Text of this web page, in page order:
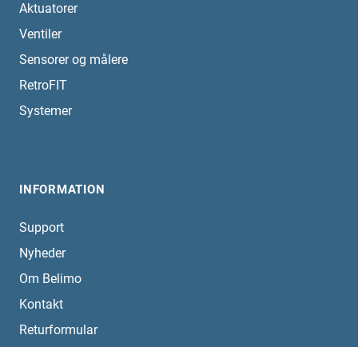
Aktuatorer
Ventiler
Sensorer og målere
RetroFIT
Systemer
INFORMATION
Support
Nyheder
Om Belimo
Kontakt
Returformular